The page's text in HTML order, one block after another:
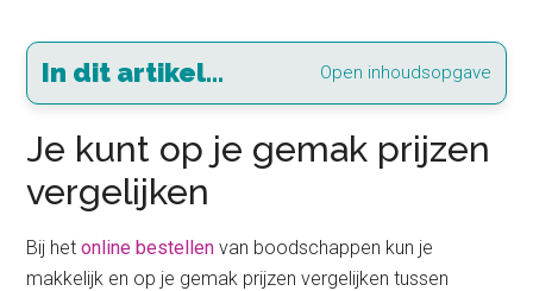
In dit artikel... Open inhoudsopgave
Je kunt op je gemak prijzen
vergelijken
Bij hetonline bestellenvan boodschappen kun je
makkelijk en op je gemak prijzen vergelijken tussen